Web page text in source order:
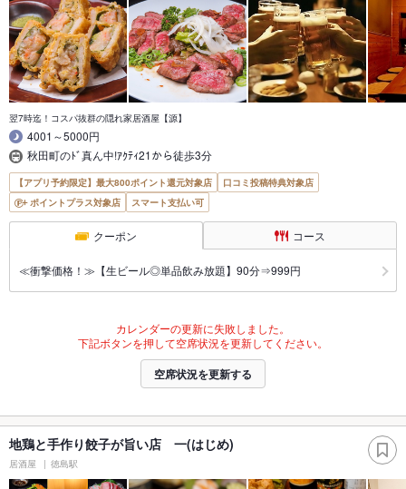
翌7時迄！コスパ抜群の隠れ家居酒屋【源】
4001～5000円
秋田町のﾄﾞ真ん中!ｱｸﾃｨ21から徒歩3分
【アプリ予約限定】最大800ポイント還元対象店
口コミ投稿特典対象店
ポイントプラス対象店
スマート支払い可
クーポン コース
≪衝撃価格！≫【生ビール◎単品飲み放題】90分⇒999円
カレンダーの更新に失敗しました。
下記ボタンを押して空席状況を更新してください。
空席状況を更新する
地鶏と手作り餃子が旨い店 一(はじめ)
居酒屋 徳島駅